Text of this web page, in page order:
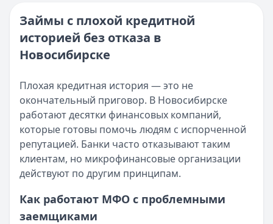
Категория:МФО и микрозаймы
Читать статью
Все статьи
Возврат переплаты в «Займере»: актуальная
Кратко:Разбираем, как вернуть переплату или
Опубликовано:5 декабря 2025 г.
Читать новость
Срочный микрозайм 15 000 ₽ на карту: свежая
Кратко:Нужны 15 000 рублей на карту прямо сегодня?
Опубликовано:5 декабря 2025 г.
Категория:МФО
Читать новость
Рекордный рост доли клиентов МФО с iPhone: что
Опубликовано:5 декабря 2025 г.
Категория:МФО
Займы с плохой кредитной
историей без отказа в
Новосибирске
Плохая кредитная история — это не
окончательный приговор. В Новосибирске
работают десятки финансовых компаний,
которые готовы помочь людям с испорченной
репутацией. Банки часто отказывают таким
клиентам, но микрофинансовые организации
действуют по другим принципам.
Как работают МФО с проблемными
заемщиками